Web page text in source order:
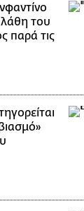
του
παρά τις